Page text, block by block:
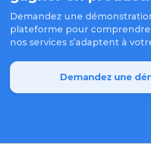
Demandez une
plateforme pour
nos services s’adaptent à
Demandez une